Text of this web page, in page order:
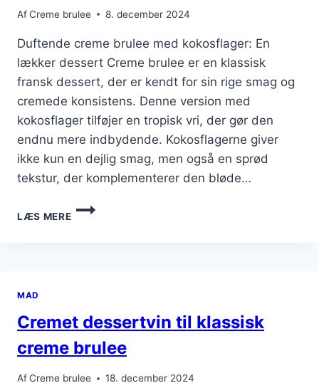
AfCreme brulee 8. december 2024
Duftende creme brulee med kokosflager: En
lækker dessert Creme brulee er en klassisk
fransk dessert, der er kendt for sin rige smag og
cremede konsistens. Denne version med
kokosflager tilføjer en tropisk vri, der gør den
endnu mere indbydende. Kokosflagerne giver
ikke kun en dejlig smag, men også en sprød
tekstur, der komplementerer den bløde…
LÆS MERE
DUFTENDE
CREME
MAD
Cremet dessertvin til klassisk
creme brulee
AfCreme brulee 18. december 2024